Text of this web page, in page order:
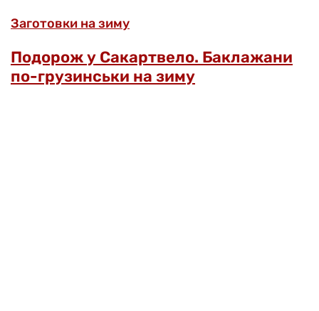
Заготовки на зиму
Подорож у Сакартвело. Баклажани
по-грузинськи на зиму